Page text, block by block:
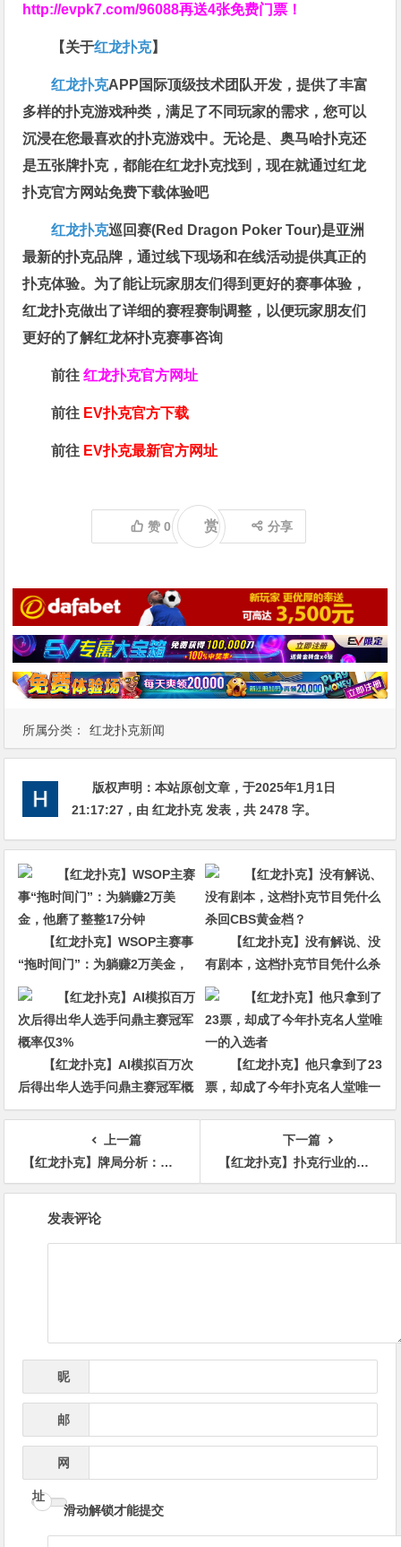
所属分类： 红龙扑克新闻
http://evpk7.com/96088再送4张免费门票！
【关于红龙扑克】
红龙扑克APP国际顶级技术团队开发，提供了丰富
多样的扑克游戏种类，满足了不同玩家的需求，您可以
沉浸在您最喜欢的扑克游戏中。无论是、奥马哈扑克还
是五张牌扑克，都能在红龙扑克找到，现在就通过红龙
扑克官方网站免费下载体验吧
红龙扑克巡回赛​(Red Dragon Poker Tour)是亚洲
最新的扑克品牌，通过线下现场和在线活动提供真正的
扑克体验。为了能让玩家朋友们得到更好的赛事体验，
红龙扑克做出了详细的赛程赛制调整，以便玩家朋友们
更好的了解红龙杯扑克赛事咨询
前往红龙扑克官方网址
前往 EV扑克官方下载
前往 EV扑克最新官方网址
赞0 赏 分享
版权声明：本站原创文章，于2025年1月1日
21:17:27 ，由红龙扑克发表，共 2478 字。
【红龙扑克】WSOP主赛事
“拖时间门”：为躺赚2万美金，
他磨了整整17分钟
【红龙扑克】没有解说、没
有剧本，这档扑克节目凭什么杀
回CBS黄金档？
【红龙扑克】AI模拟百万次
后得出华人选手问鼎主赛冠军概
率仅3%
【红龙扑克】他只拿到了23
票，却成了今年扑克名人堂唯一
的入选者
上一篇
【红龙扑克】牌局分析：不闪两对，不闪set，不闪顺子
下一篇
【红龙扑克】扑克行业的两封信：毒奶与解药？
发表评论
昵
邮
网
址
滑动解锁才能提交